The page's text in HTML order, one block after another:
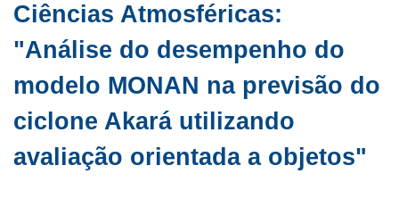
Ciências Atmosféricas:
"Análise do desempenho do
modelo MONAN na previsão do
ciclone Akará utilizando
avaliação orientada a objetos"